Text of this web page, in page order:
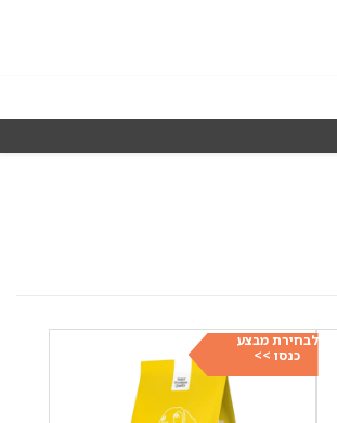
לבחירת מבצע
כנסו >>